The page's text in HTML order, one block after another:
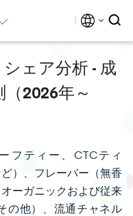
ェア分析 - 成
2026年～
フティー、CTCティ
）、フレーバー（無香
ーガニックおよび従来
の他）、流通チャネル